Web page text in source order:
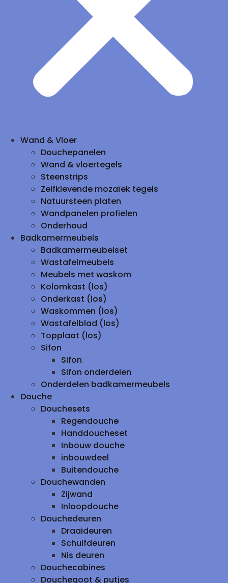
Wand & Vloer
Douchepanelen
Wand & vloertegels
Steenstrips
Zelfklevende mozaïek tegels
Natuursteen platen
Wandpanelen profielen
Onderhoud
Badkamermeubels
Badkamermeubelset
Wastafelmeubels
Meubels met waskom
Kolomkast (los)
Onderkast (los)
Waskommen (los)
Wastafelblad (los)
Topplaat (los)
Sifon
Sifon
Sifon onderdelen
Onderdelen badkamermeubels
Douche
Douchesets
Regendouche
Handdoucheset
Inbouw douche
inbouwdeel
Buitendouche
Douchewanden
Zijwand
Inloopdouche
Douchedeuren
Draaideuren
Schuifdeuren
Nis deuren
Douchecabines
Douchegoot & putjes